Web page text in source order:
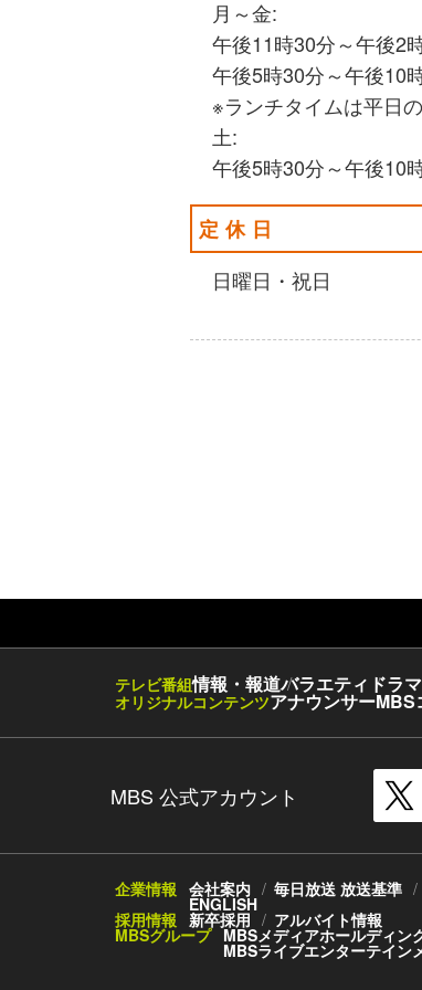
月～金:
午後11時30分～午後2
午後5時30分～午後10
※ランチタイムは平日
土:
午後5時30分～午後10
定休日
日曜日・祝日
テレビ番組情報・報道バラエティ ドラマ
オリジナルコンテンツアナウンサーMBS
MBS 公式アカウント
企業情報 会社案内 毎日放送 放送基準
ENGLISH
採用情報 新卒採用 アルバイト情報
MBSグループ MBSメディアホールディン
MBSライブエンターテイン